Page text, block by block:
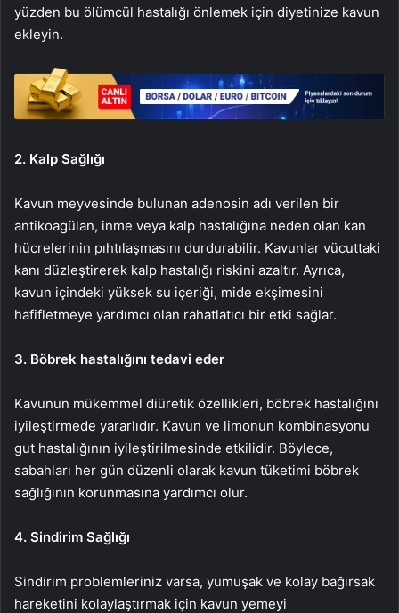
yüzden bu ölümcül hastalığı önlemek için diyetinize kavun
ekleyin.
2. Kalp Sağlığı
Kavun meyvesinde bulunan adenosin adı verilen bir
antikoagülan, inme veya kalp hastalığına neden olan kan
hücrelerinin pıhtılaşmasını durdurabilir. Kavunlar vücuttaki
kanı düzleştirerek kalp hastalığı riskini azaltır. Ayrıca,
kavun içindeki yüksek su içeriği, mide ekşimesini
hafifletmeye yardımcı olan rahatlatıcı bir etki sağlar.
3. Böbrek hastalığını tedavi eder
Kavunun mükemmel diüretik özellikleri, böbrek hastalığını
iyileştirmede yararlıdır. Kavun ve limonun kombinasyonu
gut hastalığının iyileştirilmesinde etkilidir. Böylece,
sabahları her gün düzenli olarak kavun tüketimi böbrek
sağlığının korunmasına yardımcı olur.
4. Sindirim Sağlığı
Sindirim problemleriniz varsa, yumuşak ve kolay bağırsak
hareketini kolaylaştırmak için kavun yemeyi